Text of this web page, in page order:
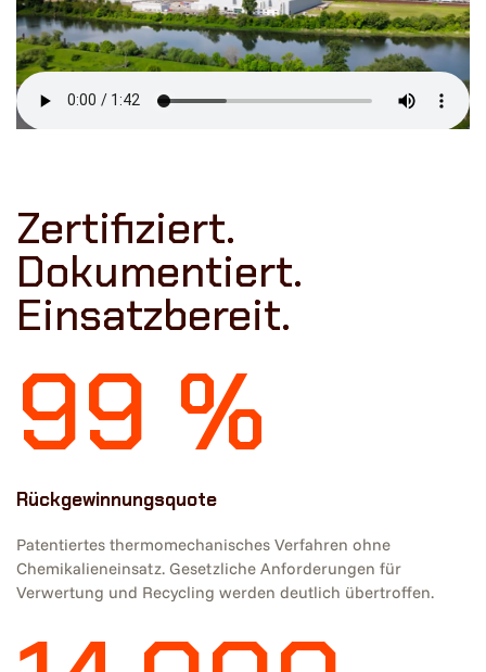
Zertifiziert.
Dokumentiert.
Einsatzbereit.
99 %
Rückgewinnungsquote
Patentiertes thermomechanisches Verfahren ohne
Chemikalieneinsatz. Gesetzliche Anforderungen für
Verwertung und Recycling werden deutlich übertroffen.